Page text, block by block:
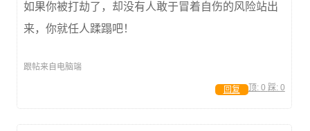
如果你被打劫了，却没有人敢于冒着自伤的风险站出
来，你就任人蹂蹋吧！
跟帖来自电脑端
顶: 0 踩: 0
回复